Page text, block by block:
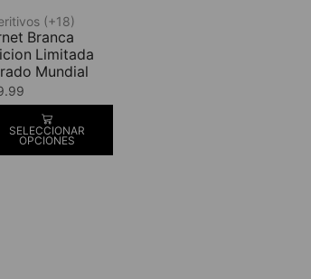
(+18)
Branca
Limitada
Mundial
SELECCIONAR
OPCIONES